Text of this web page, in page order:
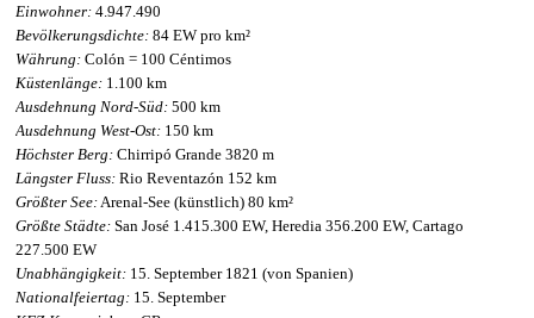
Einwohner: 4.947.490
Bevölkerungsdichte: 84 EW pro km²
Währung: Colón = 100 Céntimos
Küstenlänge: 1.100 km
Ausdehnung Nord-Süd: 500 km
Ausdehnung West-Ost: 150 km
Höchster Berg: Chirripó Grande 3820 m
Längster Fluss: Rio Reventazón 152 km
Größter See: Arenal-See (künstlich) 80 km²
Größte Städte: San José 1.415.300 EW, Heredia 356.200 EW, Cartago
227.500 EW
Unabhängigkeit: 15. September 1821 (von Spanien)
Nationalfeiertag: 15. September